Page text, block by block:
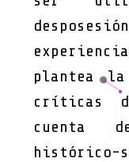
plantea la
críticas
cuenta
histórico-